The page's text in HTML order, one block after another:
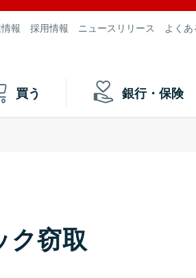
報 採用情報 ニュースリリース よく
買う 銀行・保険
窃取